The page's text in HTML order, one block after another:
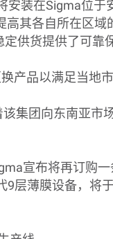
安装在Sigma位于
其各自所在区域
供货提供了可靠
产品以满足当地市
集团向东南亚市
宣布将再订购
9层薄膜设备，将于